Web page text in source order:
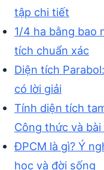
tập chi tiết
1/4 ha bằng bao
tích chuẩn xác
Diện tích
có lời giải
Tính diện tích
Công thức và bài
ĐPCM là gì? Ý
học và đời sống